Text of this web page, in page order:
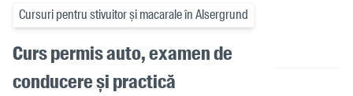
Cursuri pentru stivuitor și macarale în Alsergrund
Curs permis auto, examen de
conducere și practică